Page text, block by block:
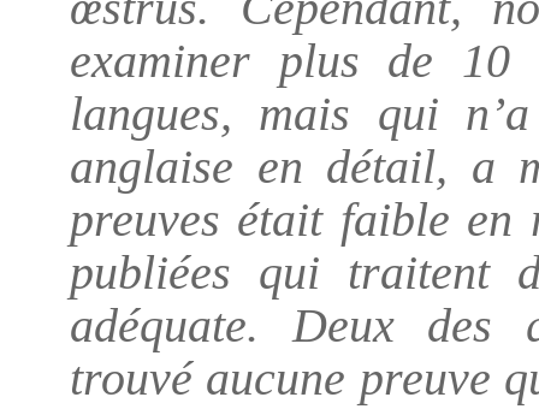
examiner plus de 10
langues, mais qui
anglaise en détail, a
preuves était faible en
publiées qui traitent
adéquate. Deux des
trouvé aucune preuve